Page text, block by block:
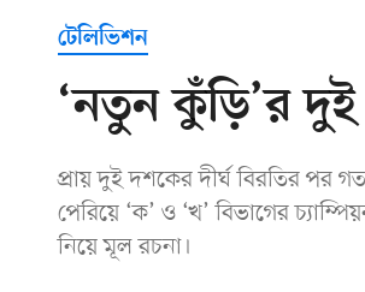
টেলিভিশন
‘নতুন কুঁড়ি’র দুই
প্রায় দুই দশকের দীর্ঘ বিরতির পর
পেরিয়ে ‘ক’ ও ‘খ’ বিভাগের
নিয়ে মূল রচনা।